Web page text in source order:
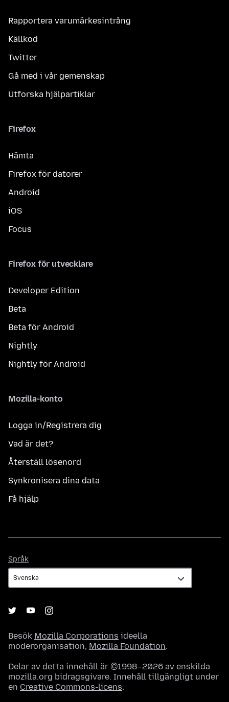
Rapportera varumärkesintrång
Källkod
Twitter
Gå med i vår gemenskap
Utforska hjälpartiklar
Firefox
Hämta
Firefox för datorer
Android
iOS
Focus
Firefox för utvecklare
Developer Edition
Beta
Beta för Android
Nightly
Nightly för Android
Mozilla-konto
Logga in/Registrera dig
Vad är det?
Återställ lösenord
Synkronisera dina data
Få hjälp
Språk
Besök Mozilla Corporations ideella
moderorganisation, Mozilla Foundation.
Delar av detta innehåll är ©1998–2026 av enskilda
mozilla.org bidragsgivare. Innehåll tillgängligt under
en Creative Commons-licens.